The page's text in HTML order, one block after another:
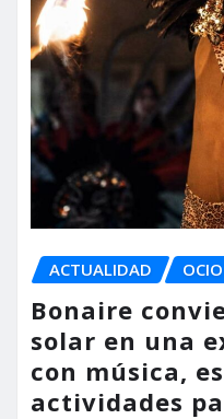
ACTUALIDAD OCIO
Bonaire
solar en una
con música,
actividades